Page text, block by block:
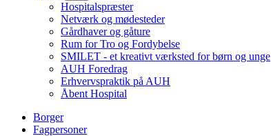
Hospitalspræster
Netværk og mødesteder
Gårdhaver og gåture
Rum for Tro og Fordybelse
SMILET - et kreativt værksted for børn og unge
AUH Foredrag
Erhvervspraktik på AUH
Åbent Hospital
Borger
Fagpersoner